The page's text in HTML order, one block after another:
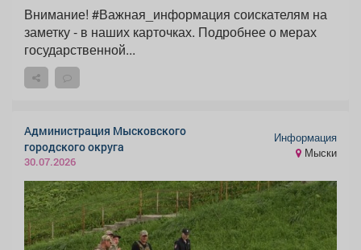
Внимание! #Важная_информация соискателям на
заметку - в наших карточках. Подробнее о мерах
государственной...
Администрация Мысковского
городского округа
30.07.2026
Информация
Мыски